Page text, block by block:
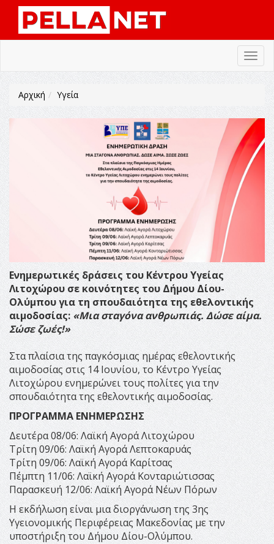
Αρχική Υγεία
Ενημερωτικές δράσεις του Κέντρου Υγείας
Λιτοχώρου σε κοινότητες του Δήμου Δίου-
Ολύμπου για τη σπουδαιότητα της εθελοντικής
αιμοδοσίας: «Μια σταγόνα ανθρωπιάς. Δώσε αίμα.
Σώσε ζωές!»
Στα πλαίσια της παγκόσμιας ημέρας εθελοντικής
αιμοδοσίας στις 14 Ιουνίου, το Κέντρο Υγείας
Λιτοχώρου ενημερώνει τους πολίτες για την
σπουδαιότητα της εθελοντικής αιμοδοσίας.
ΠΡΟΓΡΑΜΜΑ ΕΝΗΜΕΡΩΣΗΣ
Δευτέρα 08/06: Λαϊκή Αγορά Λιτοχώρου
Τρίτη 09/06: Λαϊκή Αγορά Λεπτοκαρυάς
Τρίτη 09/06: Λαϊκή Αγορά Καρίτσας
Πέμπτη 11/06: Λαϊκή Αγορά Κονταριώτισσας
Παρασκευή 12/06: Λαϊκή Αγορά Νέων Πόρων
Η εκδήλωση είναι μια διοργάνωση της 3ης
Υγειονομικής Περιφέρειας Μακεδονίας με την
υποστήριξη του Δήμου Δίου-Ολύμπου.